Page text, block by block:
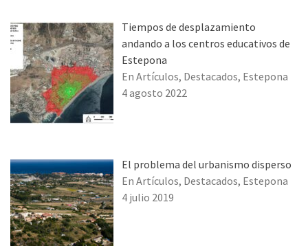
Tiempos de desplazamiento
andando a los centros educativos de
Estepona
En Artículos, Destacados, Estepona
4 agosto 2022
El problema del urbanismo disperso
En Artículos, Destacados, Estepona
4 julio 2019